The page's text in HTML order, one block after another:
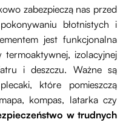
zabezpieczą nas przed
błotnistych i
jest funkcjonalna
termoaktywnej, izolacyjnej
i deszczu. Ważne są
które pomieszczą
kompas, latarka czy
w trudnych